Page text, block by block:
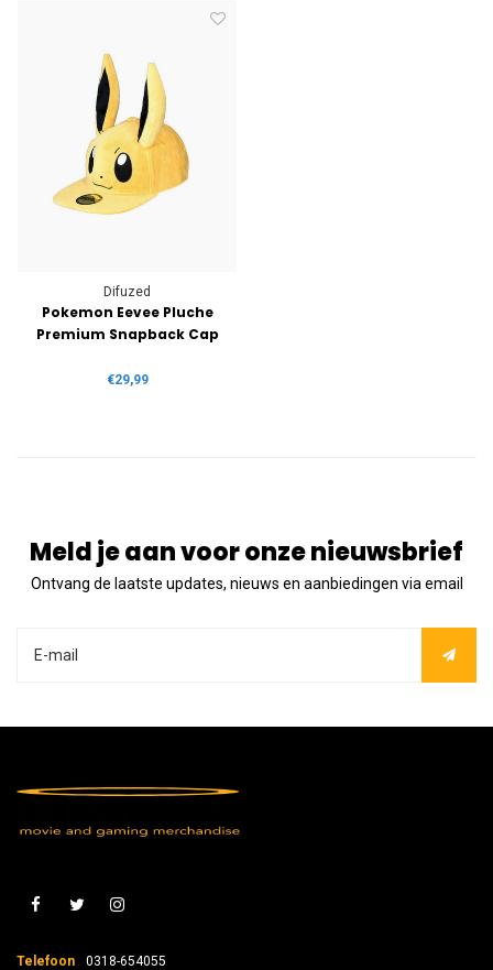
Difuzed
Pokemon Eevee Pluche
Premium Snapback Cap
€29,99
Meld je aan voor onze nieuwsbrief
Ontvang de laatste updates, nieuws en aanbiedingen via email
Telefoon
0318-654055